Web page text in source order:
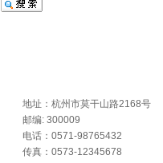
地址：杭州市莫干山路2168号
邮编: 300009
电话：0571-98765432
传真：0573-12345678